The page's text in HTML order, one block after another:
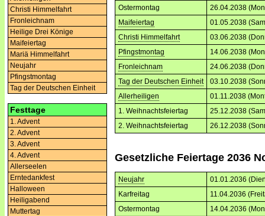
Christi Himmelfahrt
Fronleichnam
Heilige Drei Könige
Maifeiertag
Mariä Himmelfahrt
Neujahr
Pfingstmontag
Tag der Deutschen Einheit
Festtage
1. Advent
2. Advent
3. Advent
4. Advent
Allerseelen
Erntedankfest
Halloween
Heiligabend
Muttertag
Ostermontag
26.04.2038
Maifeiertag
01.05.2038
Christi Himmelfahrt
03.06.2038
Pfingstmontag
14.06.2038
Fronleichnam
24.06.2038
Tag der Deutschen Einheit
03.10.2038
Allerheiligen
01.11.2038
1. Weihnachtsfeiertag
25.12.2038
2. Weihnachtsfeiertag
26.12.2038
Gesetzliche Feiertage 2036
Neujahr
01.01.2036
Karfreitag
11.04.2036
Ostermontag
14.04.2036